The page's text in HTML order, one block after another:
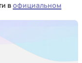
вофициальном